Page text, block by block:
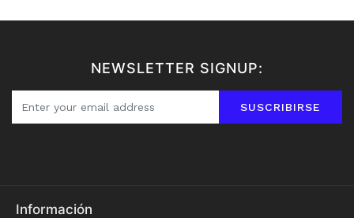
NEWSLETTER SIGNUP:
SUSCRIBIRSE
Información